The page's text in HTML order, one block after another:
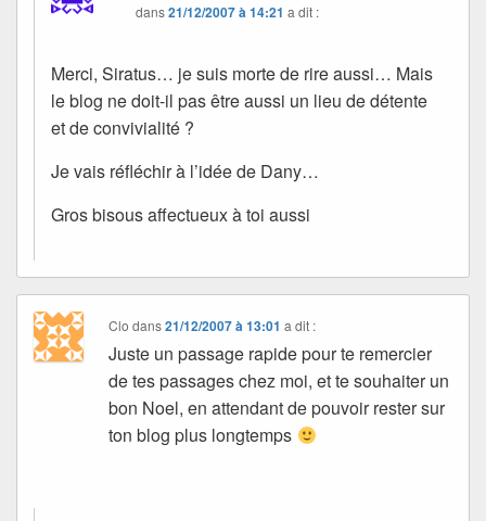
dans21/12/2007 à 14:21 a dit :
Merci, Siratus… je suis morte de rire aussi… Mais
le blog ne doit-il pas être aussi un lieu de détente
et de convivialité ?
Je vais réfléchir à l’idée de Dany…
Gros bisous affectueux à toi aussi
Clo dans21/12/2007 à 13:01 a dit :
Juste un passage rapide pour te remercier
de tes passages chez moi, et te souhaiter un
bon Noel, en attendant de pouvoir rester sur
ton blog plus longtemps